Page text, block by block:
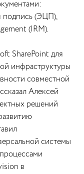
подпись (ЭЦП),
(IRM).
SharePoint для
инфраструктуры
совместной
Алексей
решений
системы
в